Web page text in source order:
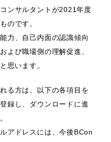
ンサルタントが2021年度
のです。
力、自己内面の認識傾向
よび職場側の理解促進、
思います。
る方は、以下の各項目を
録し、ダウンロードに進
アドレスには、今後BCon